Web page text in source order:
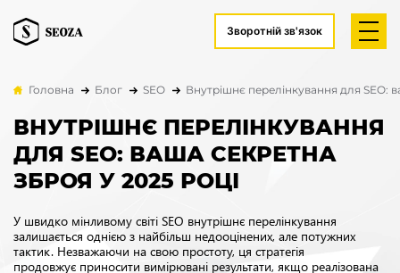
Зворотній зв'язок
Головна Блог SEO Внутрішнє перелінкування для SEO:
ВНУТРІШНЄ ПЕРЕЛІНКУВАННЯ
ДЛЯ SEO: ВАША СЕКРЕТНА
ЗБРОЯ У 2025 РОЦІ
У швидко мінливому світі SEO внутрішнє перелінкування
залишається однією з найбільш недооцінених, але потужних
тактик. Незважаючи на свою простоту, ця стратегія
продовжує приносити вимірювані результати, якщо реалізована